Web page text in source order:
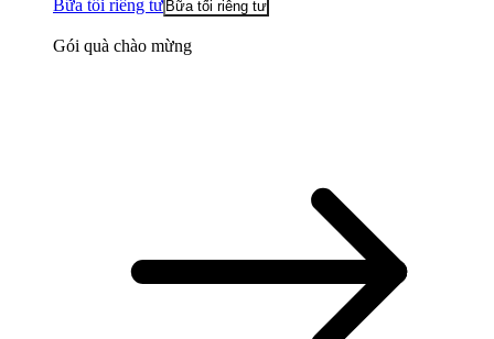
Bữa tối riêng tư Bữa tối riêng tư
Gói quà chào mừng